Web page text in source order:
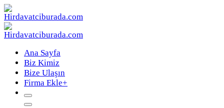
Ana Sayfa
Biz Kimiz
Bize Ulaşın
Firma Ekle+